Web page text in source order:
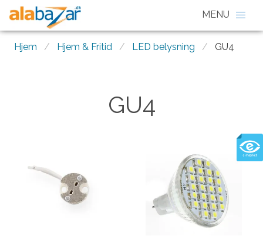
Hjem Hjem & Fritid LED belysning GU4
GU4